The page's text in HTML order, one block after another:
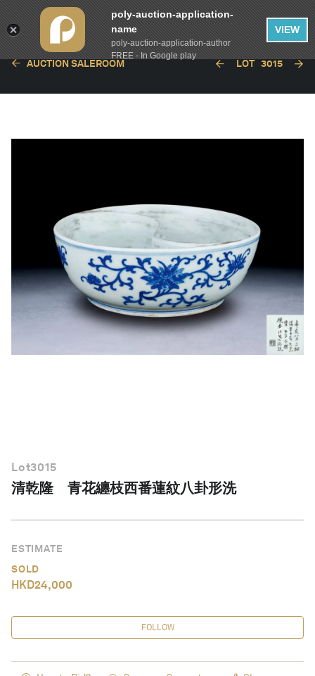
AUCTION SALEROOM LOT 3015
Lot3015
清乾隆 青花纏枝西番蓮紋八卦形洗
ESTIMATE
SOLD
HKD24,000
FOLLOW
poly-auction-application-
name
poly-auction-application-author
FREE - In Google play
VIEW